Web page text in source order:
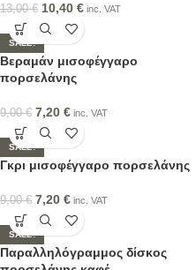
13,00€ 10,40 € inc. VAT
SALE!
Βεραμάν μισοφέγγαρο
πορσελάνης
9,00€ 7,20 € inc. VAT
SALE!
Γκρι μισοφέγγαρο πορσελάνης
9,00€ 7,20 € inc. VAT
SALE!
Παραλληλόγραμμος δίσκος